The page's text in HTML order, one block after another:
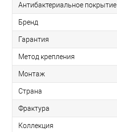
Антибактериальное покрытие
Бренд
Гарантия
Метод крепления
Монтаж
Страна
Фрактура
Коллекция